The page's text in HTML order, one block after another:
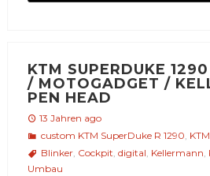
KTM SUPERDUKE
/ MOTOGADGET /
PEN HEAD
13 Jahren ago
custom KTM SuperDuke R 1290 KTM
Blinker, Cockpit digital Kellermann
Umbau